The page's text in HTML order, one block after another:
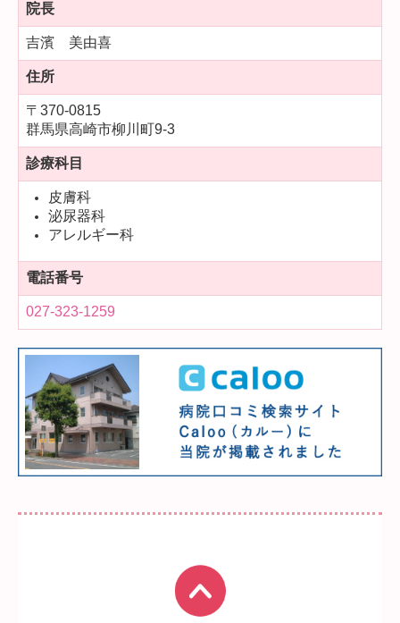
院長
吉濱 美由喜
住所
〒370-0815
群馬県高崎市柳川町9-3
診療科目
皮膚科
泌尿器科
アレルギー科
電話番号
027-323-1259